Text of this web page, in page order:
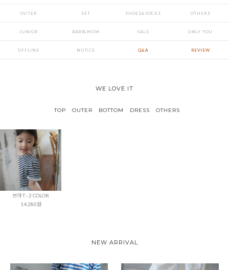
OUTER SET SHOES&SOCKS OTHERS
JUNIOR BABY&MOM SALE ONLY YOU
OFFLINE NOTICE Q&A REVIEW
WE LOVE IT
TOP OUTER BOTTOM DRESS OTHERS
브아 T - 2 COLOR
14,280원
NEW ARRIVAL